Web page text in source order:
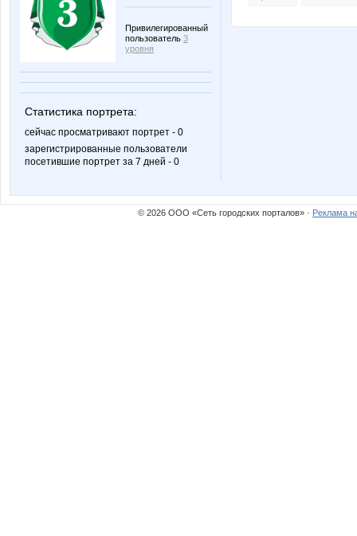
Привилегированный
пользователь 3
уровня
Статистика портрета:
сейчас просматривают портрет - 0
зарегистрированные пользователи
посетившие портрет за 7 дней - 0
© 2026 ООО «Сеть городских порталов» · Реклама